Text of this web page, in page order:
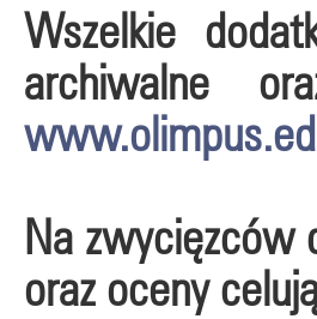
Wszelkie
archiwalne
Na zwycięzców
oraz oceny